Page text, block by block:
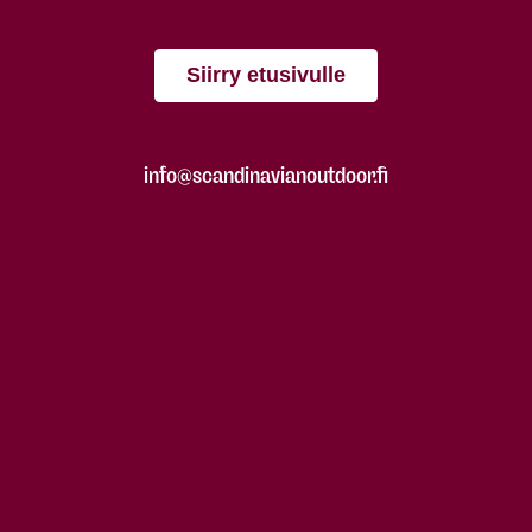
Siirry etusivulle
info@scandinavianoutdoor.fi